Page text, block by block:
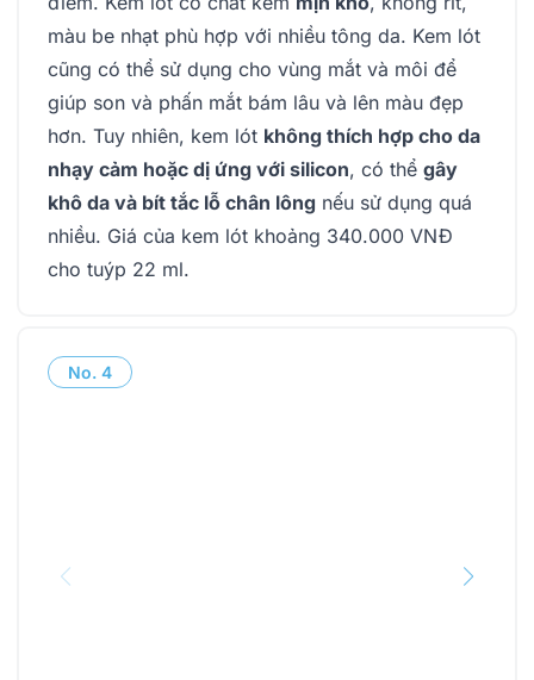
màu be nhạt phù hợp với nhiều tông da. Kem lót
cũng có thể sử dụng cho vùng mắt và môi để
giúp son và phấn mắt bám lâu và lên màu đẹp
hơn. Tuy nhiên, kem lót không thích hợp cho da
nhạy cảm hoặc dị ứng với silicon, có thể gây
khô da và bít tắc lỗ chân lông nếu sử dụng quá
nhiều. Giá của kem lót khoảng 340.000 VNĐ
cho tuýp 22 ml.
No. 4